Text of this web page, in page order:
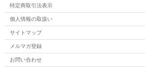
特定商取引法表示
個人情報の取扱い
サイトマップ
メルマガ登録
お問い合わせ